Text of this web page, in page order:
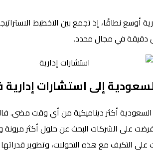
أوسع نطاقًا، إذ تجمع بين التخطيط
دقيقة في مجال محدد.
إلى استشارات إدارية في
في السعودية أكثر ديناميكية من أي وقت
فرضت على الشركات البحث عن حلول أكثر
التكيف مع هذه التحولات، وتطوير